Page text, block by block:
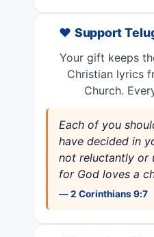
❤️ Support
Your gift keeps
Christian lyrics
Church.
Each of you
have decided in
not reluctantly or
for God loves a
— 2 Corinthians 9:7